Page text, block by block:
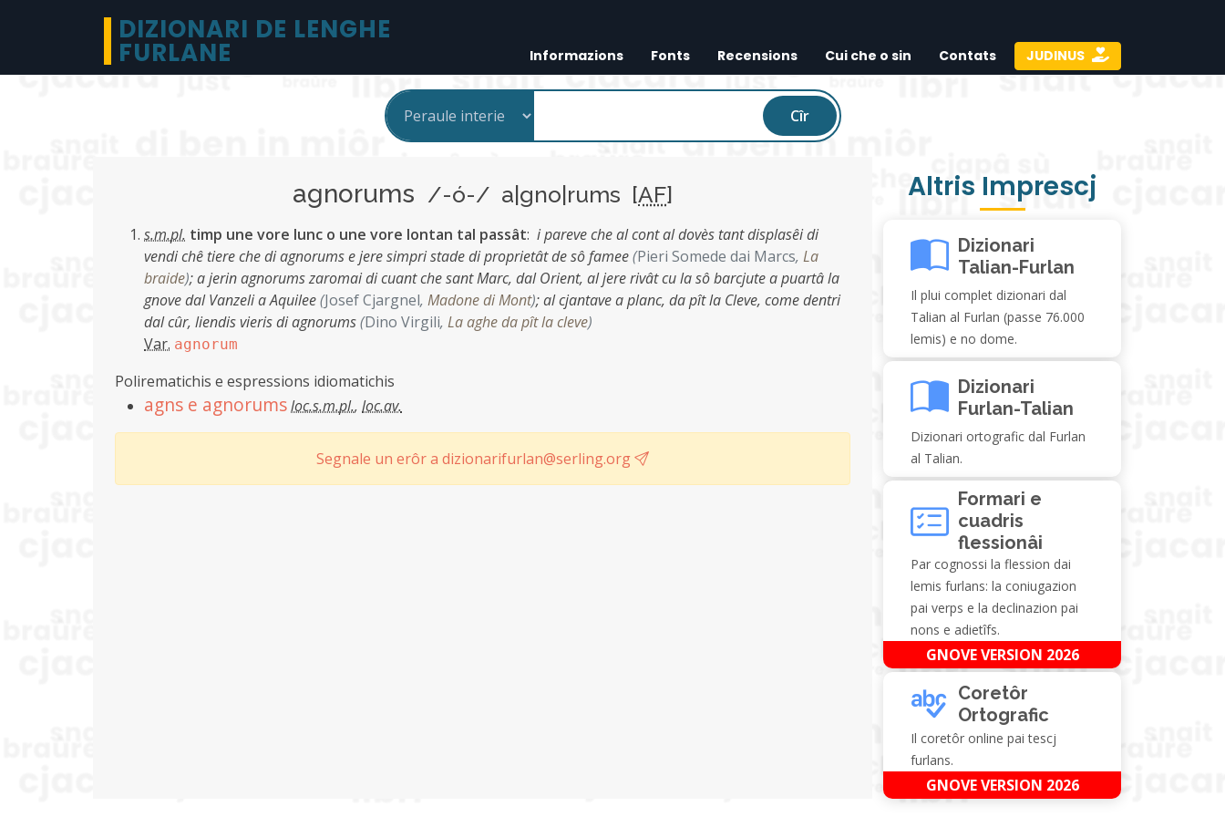
DIZIONARI DE LENGHE
FURLANE Informazions Fonts Recensions Cui che o sin Contats JUDINUS
Cîr
agnorums /-ó-/ a|gno|rums [AF]
s.m.pl. timp une vore lunc o une vore lontan tal passât: i pareve che al cont al dovès tant displasêi di
vendi chê tiere che di agnorums e jere simpri stade di proprietât de sô famee(Pieri Somede dai Marcs, La
braide);a jerin agnorums zaromai di cuant che sant Marc, dal Orient, al jere rivât cu la sô barcjute a puartâ la
gnove dal Vanzeli a Aquilee(Josef Cjargnel, Madone di Mont);al cjantave a planc, da pît la Cleve, come dentri
dal cûr, liendis vieris di agnorums(Dino Virgili, La aghe da pît la cleve)
Var. agnorum
Polirematichis e espressions idiomatichis
agns e agnorumsloc.s.m.pl., loc.av.
Segnale un erôr a dizionarifurlan@serling.org
Altris Imprescj
Dizionari
Talian-Furlan
Il plui complet dizionari dal
Talian al Furlan (passe 76.000
lemis) e no dome.
Dizionari
Furlan-Talian
Dizionari ortografic dal Furlan
al Talian.
Formari e
cuadris
flessionâi
Par cognossi la flession dai
lemis furlans: la coniugazion
pai verps e la declinazion pai
nons e adietîfs.
GNOVE VERSION 2026
Coretôr
Ortografic
Il coretôr online pai tescj
furlans.
GNOVE VERSION 2026